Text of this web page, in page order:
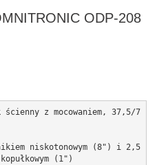
ODP-208
ścienny z mocowaniem, 37,5/7
niskotonowym (8") i 2,5
(1")